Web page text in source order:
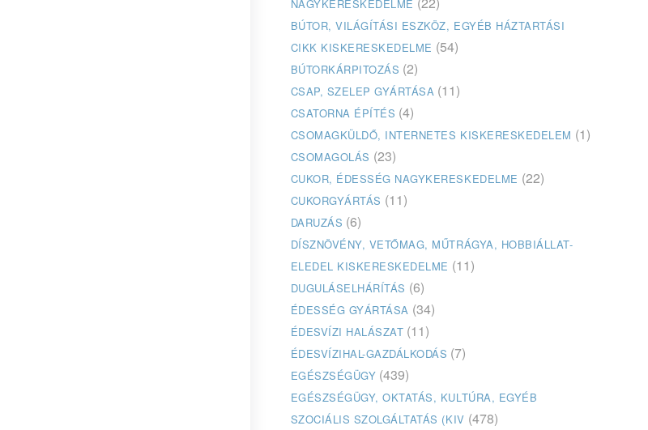
NAGYKERESKEDELME
BÚTOR, VILÁGÍTÁSI ESZKÖZ, EGYÉB HÁZTARTÁSI
CIKK KISKERESKEDELME (54)
BÚTORKÁRPITOZÁS (2)
CSAP, SZELEP GYÁRTÁSA (11)
CSATORNA ÉPÍTÉS (4)
CSOMAGKÜLDŐ, INTERNETES KISKERESKEDELEM (1)
CSOMAGOLÁS (23)
CUKOR, ÉDESSÉG NAGYKERESKEDELME (22)
CUKORGYÁRTÁS (11)
DARUZÁS (6)
DÍSZNÖVÉNY, VETŐMAG, MŰTRÁGYA, HOBBIÁLLAT-
ELEDEL KISKERESKEDELME (11)
DUGULÁSELHÁRÍTÁS (6)
ÉDESSÉG GYÁRTÁSA (34)
ÉDESVÍZI HALÁSZAT (11)
ÉDESVÍZIHAL-GAZDÁLKODÁS (7)
EGÉSZSÉGÜGY (439)
EGÉSZSÉGÜGY, OKTATÁS, KULTÚRA, EGYÉB
SZOCIÁLIS SZOLGÁLTATÁS (KIV (478)